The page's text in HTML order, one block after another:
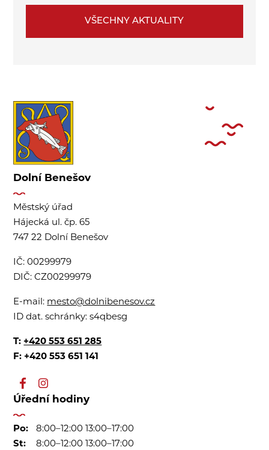
VŠECHNY AKTUALITY
Dolní Benešov
Městský úřad
Hájecká ul. čp. 65
747 22 Dolní Benešov
IČ:00299979
DIČ:CZ00299979
E-mail: mesto@dolnibenesov.cz
ID dat. schránky:s4qbesg
T: +420 553 651 285
F: +420 553 651 141
Úřední hodiny
Po:
8:00–12:00 13:00–17:00
St:
8:00–12:00 13:00–17:00